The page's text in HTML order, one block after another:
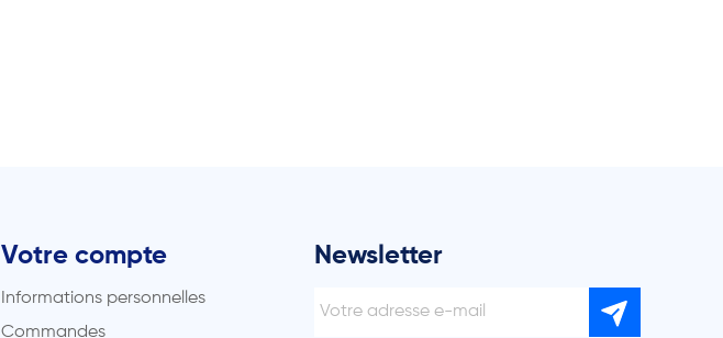
Votre compte
Informations personnelles
Commandes
Newsletter